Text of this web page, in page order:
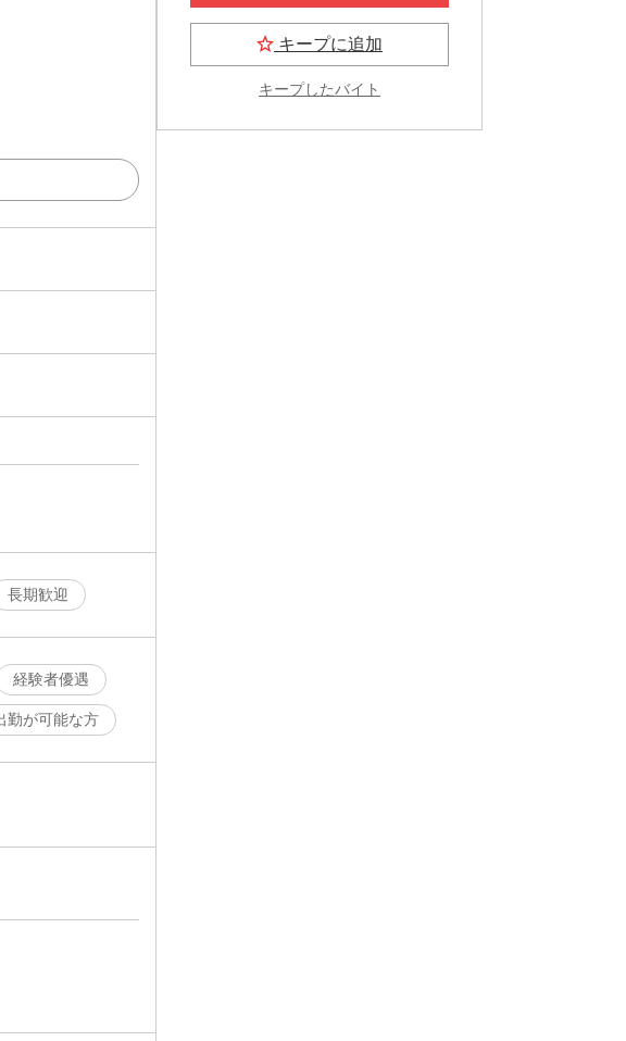
長期歓迎
経験者優遇
勤が可能な方
キープに追加
キープしたバイト